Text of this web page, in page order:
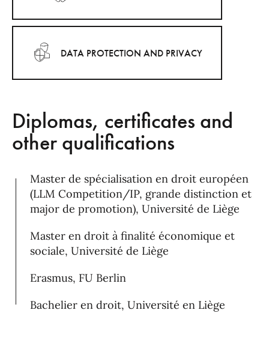
DATA PROTECTION AND PRIVACY
Diplomas, certificates and
other qualifications
Master de spécialisation en droit européen
(LLM Competition/IP, grande distinction et
major de promotion), Université de Liège
Master en droit à finalité économique et
sociale, Université de Liège
Erasmus, FU Berlin
Bachelier en droit, Université en Liège